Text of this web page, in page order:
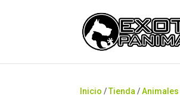
Inicio /Tienda /Animales